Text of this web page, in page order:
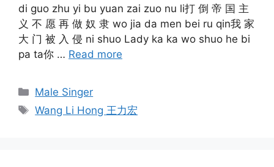
di guo zhu yi bu yuan zai zuo nu li打 倒 帝 国 主
义 不 愿 再 做 奴 隶 wo jia da men bei ru qin我 家
大 门 被 入 侵 ni shuo Lady ka ka wo shuo he bi
pa ta你 … Read more
Categories
Male Singer
Tags
Wang Li Hong 王力宏